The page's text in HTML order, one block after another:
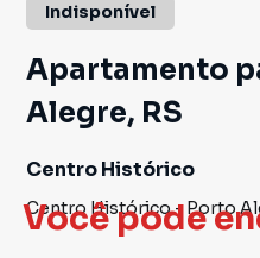
Você pode
Indisponível
Apartamento
Alegre, RS
Centro Histórico
Centro Histórico-Porto